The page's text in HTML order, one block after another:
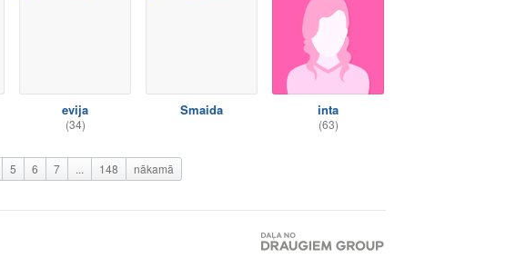
evija
(34)
Smaida inta
(63)
5 6 7 ... 148 nākamā